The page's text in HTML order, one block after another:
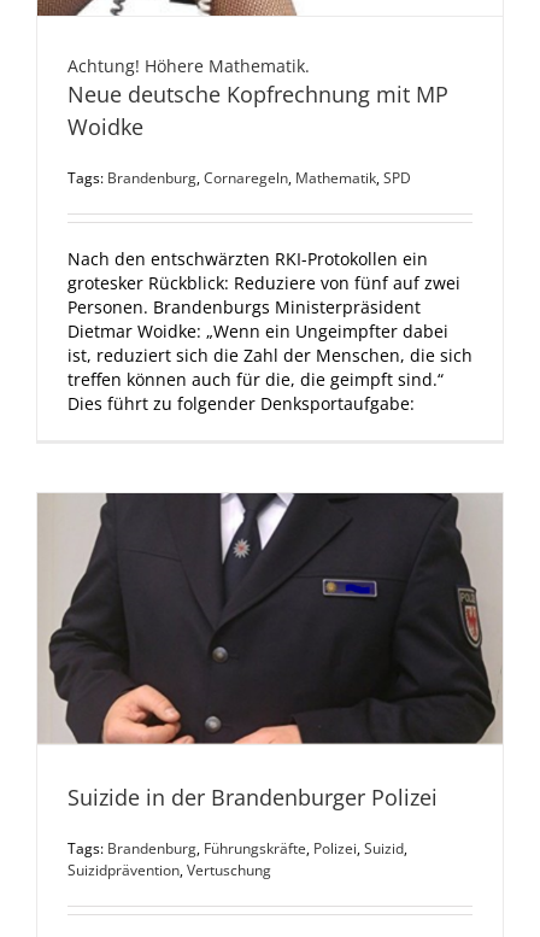
Achtung! Höhere Mathematik.
Neue deutsche Kopfrechnung mit MP
Woidke
Tags: Brandenburg,Cornaregeln, Mathematik,SPD
Nach den entschwärzten RKI-Protokollen ein
grotesker Rückblick: Reduziere von fünf auf zwei
Personen. Brandenburgs Ministerpräsident
Dietmar Woidke: „Wenn ein Ungeimpfter dabei
ist, reduziert sich die Zahl der Menschen, die sich
treffen können auch für die, die geimpft sind.“
Dies führt zu folgender Denksportaufgabe:
Suizide in der Brandenburger Polizei
Tags: Brandenburg, Führungskräfte, Polizei,Suizid,
Suizidprävention,Vertuschung